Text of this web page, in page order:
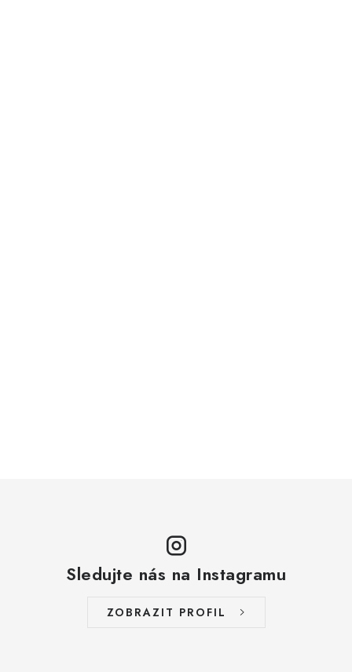
Sledujte nás na Instagramu
ZOBRAZIT PROFIL